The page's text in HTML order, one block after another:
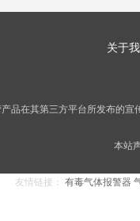
关于
品在其第三方平台所发布的
本站
友情链接： 有毒气体报警器